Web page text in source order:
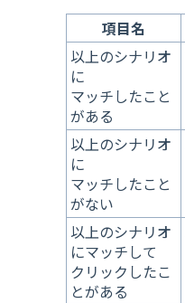
項目名
以上のシナリオ
に
マッチしたこと
がある
以上のシナリオ
に
マッチしたこと
がない
以上のシナリオ
にマッチして
クリックしたこ
とがある